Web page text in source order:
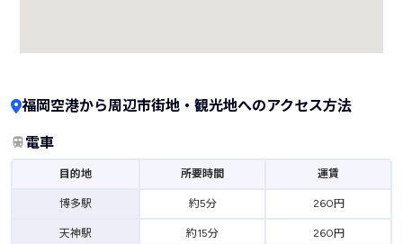
福岡空港から周辺市街地・観光地へのアクセス方法
電車
目的地 所要時間 運賃
博多駅 約5分 260円
天神駅 約15分 260円